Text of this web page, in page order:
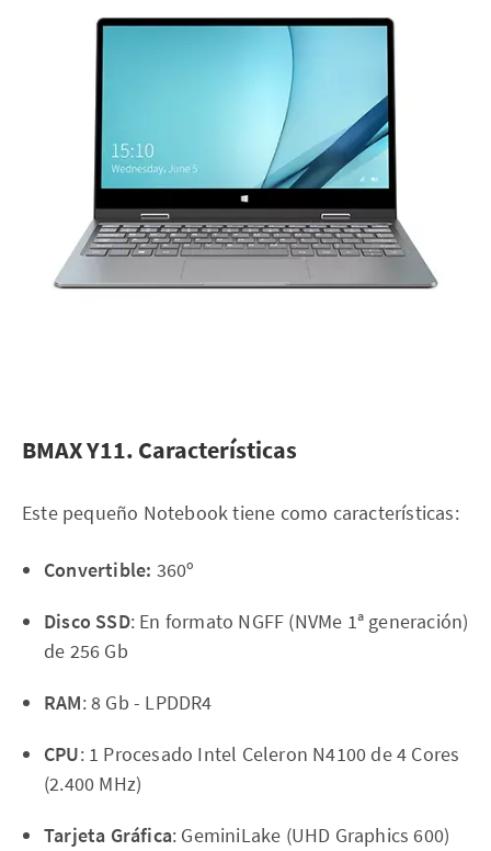
BMAX Y11. Características
Este pequeño Notebook tiene como características:
Convertible: 360º
Disco SSD: En formato NGFF (NVMe 1ª generación)
de 256 Gb
RAM: 8 Gb - LPDDR4
CPU: 1 Procesado Intel Celeron N4100 de 4 Cores
(2.400 MHz)
Tarjeta Gráfica: GeminiLake (UHD Graphics 600)